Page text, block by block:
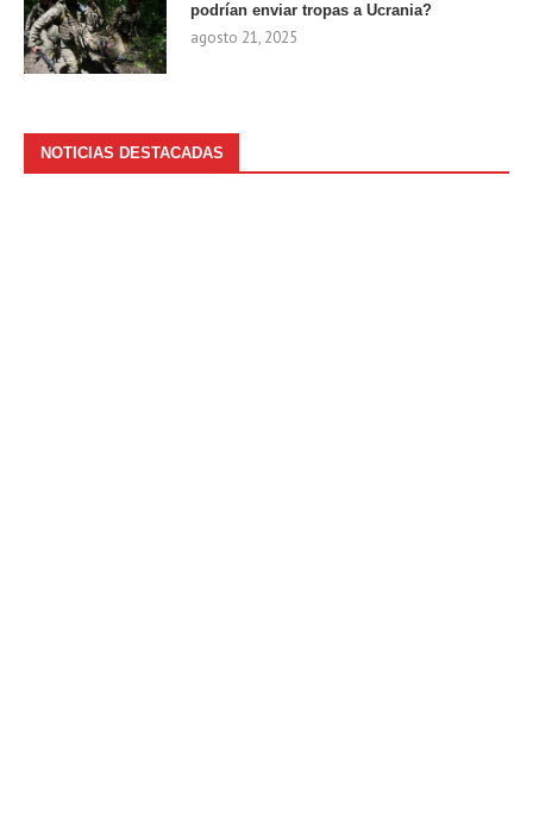
podrían enviar tropas a Ucrania?
agosto 21, 2025
NOTICIAS DESTACADAS